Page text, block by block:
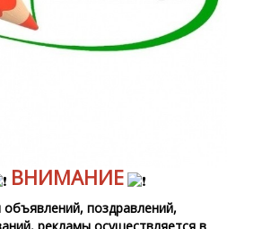
ВНИМАНИЕ
поздравлений,